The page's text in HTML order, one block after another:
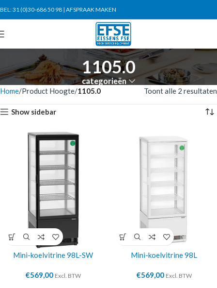
BEL:31 (0)30-686 50 98 | AFSPRAAK MAKEN
1105.0
categorieën
Home Product Hoogte 1105.0 Toont alle 2 resultaten
Show sidebar
Mini-koelvitrine 98L-SW
€569,00 Excl. BTW
Mini-koelvitrine 98L
€569,00 Excl. BTW